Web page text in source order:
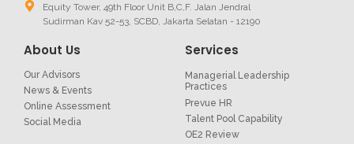
Equity Tower, 49th Floor Unit B,C,F. Jalan Jendral
Sudirman Kav 52-53, SCBD, Jakarta Selatan - 12190
About Us
Our Advisors
News & Events
Online Assessment
Social Media
Services
Managerial Leadership
Practices
Prevue HR
Talent Pool Capability
OE2 Review